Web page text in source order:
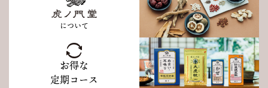
について
お得な
定期コース